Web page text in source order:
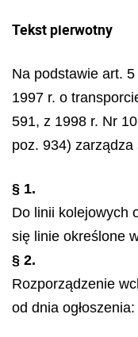
Tekst pierwotny
Na podstawie art.
1997 r. o
591, z 1998 r. Nr
poz. 934)
§ 1.
Do linii kolejowych
się linie określone
§ 2.
Rozporządzenie
od dnia ogłoszenia: